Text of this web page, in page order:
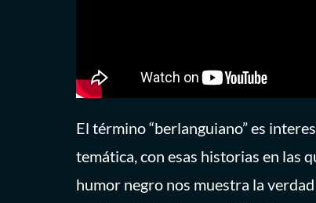
El término “berlanguiano” es
temática, con esas historias en las
humor negro nos muestra la